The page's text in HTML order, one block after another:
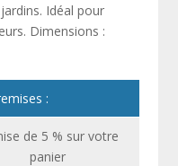
Idéal pour
Dimensions :
:
de 5 % sur votre
panier